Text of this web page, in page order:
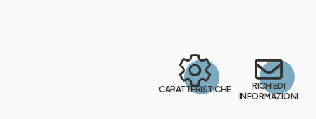
CARATTERISTICHE
RICHIEDI
INFORMAZIONI